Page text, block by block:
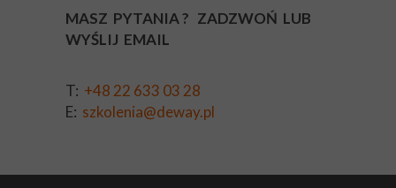
MASZ PYTANIA ? ZADZWOŃ LUB
WYŚLIJ EMAIL
T: +48 22 633 03 28
E: szkolenia@deway.pl